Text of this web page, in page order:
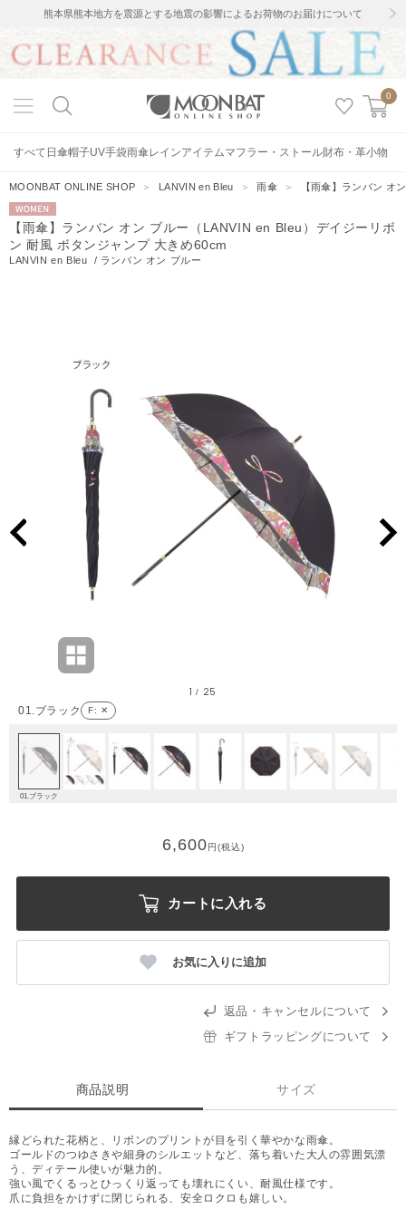
熊本県熊本地方を震源とする地震の影響によるお荷物のお届けについて
0
すべて 日傘帽子UV手袋雨傘レインアイテムマフラー・ストール財布・革小物
MOONBAT ONLINE SHOP ＞ LANVIN en Bleu ＞雨傘 ＞ 【雨傘】ランバン オ
WOMEN
【雨傘】ランバン オン ブルー（LANVIN en Bleu）デイジーリボ
ン 耐風 ボタンジャンプ 大きめ60cm
LANVIN en Bleu / ランバン オン ブルー
01.ブラック F: ✕
1 / 25
01.ブラック
6,600円(税込)
カートに入れる
お気に入りに追加
返品・キャンセルについて
ギフトラッピングについて
商品説明 サイズ
縁どられた花柄と、リボンのプリントが目を引く華やかな雨傘。
ゴールドのつゆさきや細身のシルエットなど、落ち着いた大人の雰囲気漂
う、ディテール使いが魅力的。
強い風でくるっとひっくり返っても壊れにくい、耐風仕様です。
爪に負担をかけずに閉じられる、安全ロクロも嬉しい。